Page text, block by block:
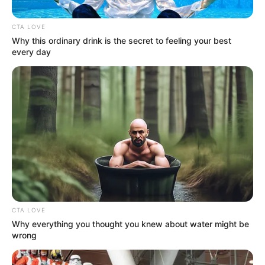
Noticias RCN
La avenida torrencial se presentó sobre la medianoche,
tras horas de intensas lluvias
Por:Andrés Prieto
Julio 18, 2023
CTA LOVE
Why this ordinary drink is the secret to feeling your best
every day
CTA LOVE
Why everything you thought you knew about water might be
wrong